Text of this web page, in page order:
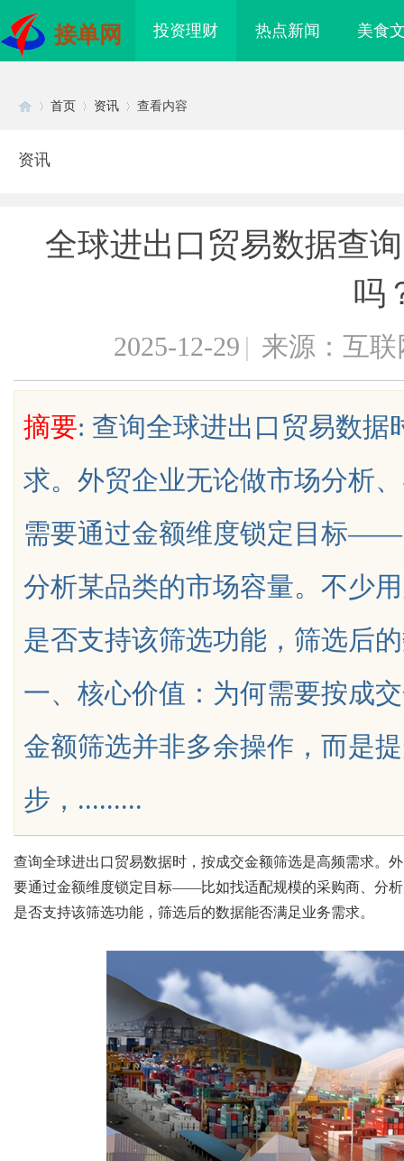
接单网 投资理财 热点新闻 美食
uz
Bo
首页 资讯 查看内容
资讯
全球进出口贸易数据查
吗
2025-12-29 | 来源：互联
摘要: 查询全球进出口贸易数据
求。外贸企业无论做市场分析
需要通过金额维度锁定目标
分析某品类的市场容量。不少
是否支持该筛选功能，筛选后
一、核心价值：为何需要按成
金额筛选并非多余操作，而是
步，.........
查询全球进出口贸易数据时，按成交金额筛选是高频需求。
要通过金额维度锁定目标——比如找适配规模的采购商、分析
是否支持该筛选功能，筛选后的数据能否满足业务需求。